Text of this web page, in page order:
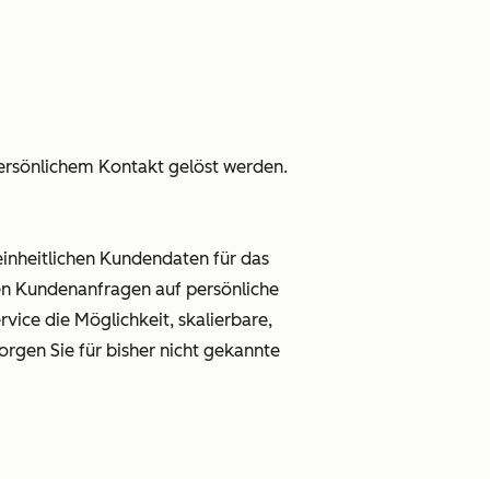
Kontakt gelöst werden.
Kundendaten für das
Kundenanfragen auf persönliche
die Möglichkeit, skalierbare,
Sie für bisher nicht gekannte